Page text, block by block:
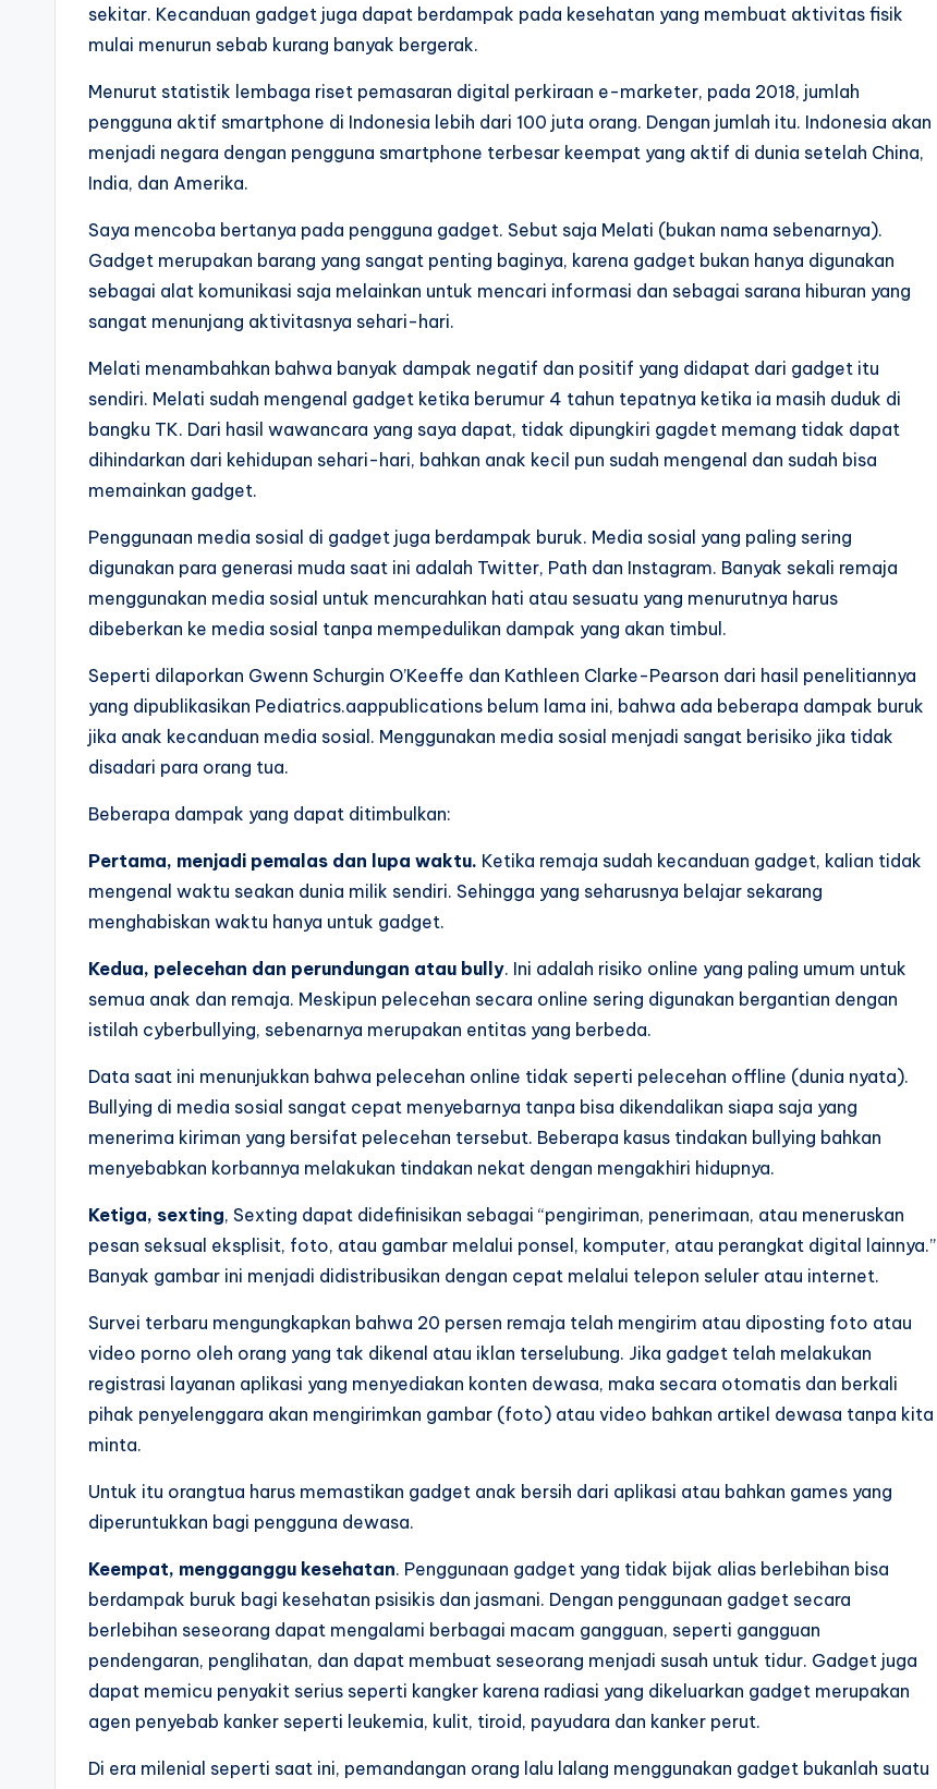
sekitar. Kecanduan gadget juga dapat berdampak pada kesehatan yang membuat aktivitas fisik
mulai menurun sebab kurang banyak bergerak.
Menurut statistik lembaga riset pemasaran digital perkiraan e-marketer, pada 2018, jumlah
pengguna aktif smartphone di Indonesia lebih dari 100 juta orang. Dengan jumlah itu. Indonesia akan
menjadi negara dengan pengguna smartphone terbesar keempat yang aktif di dunia setelah China,
India, dan Amerika.
Saya mencoba bertanya pada pengguna gadget. Sebut saja Melati (bukan nama sebenarnya).
Gadget merupakan barang yang sangat penting baginya, karena gadget bukan hanya digunakan
sebagai alat komunikasi saja melainkan untuk mencari informasi dan sebagai sarana hiburan yang
sangat menunjang aktivitasnya sehari-hari.
Melati menambahkan bahwa banyak dampak negatif dan positif yang didapat dari gadget itu
sendiri. Melati sudah mengenal gadget ketika berumur 4 tahun tepatnya ketika ia masih duduk di
bangku TK. Dari hasil wawancara yang saya dapat, tidak dipungkiri gagdet memang tidak dapat
dihindarkan dari kehidupan sehari-hari, bahkan anak kecil pun sudah mengenal dan sudah bisa
memainkan gadget.
Penggunaan media sosial di gadget juga berdampak buruk. Media sosial yang paling sering
digunakan para generasi muda saat ini adalah Twitter, Path dan Instagram. Banyak sekali remaja
menggunakan media sosial untuk mencurahkan hati atau sesuatu yang menurutnya harus
dibeberkan ke media sosial tanpa mempedulikan dampak yang akan timbul.
Seperti dilaporkan Gwenn Schurgin O’Keeffe dan Kathleen Clarke-Pearson dari hasil penelitiannya
yang dipublikasikan Pediatrics.aappublications belum lama ini, bahwa ada beberapa dampak buruk
jika anak kecanduan media sosial. Menggunakan media sosial menjadi sangat berisiko jika tidak
disadari para orang tua.
Beberapa dampak yang dapat ditimbulkan:
Pertama, menjadi pemalas dan lupa waktu. Ketika remaja sudah kecanduan gadget, kalian tidak
mengenal waktu seakan dunia milik sendiri. Sehingga yang seharusnya belajar sekarang
menghabiskan waktu hanya untuk gadget.
Kedua, pelecehan dan perundungan atau bully. Ini adalah risiko online yang paling umum untuk
semua anak dan remaja. Meskipun pelecehan secara online sering digunakan bergantian dengan
istilah cyberbullying, sebenarnya merupakan entitas yang berbeda.
Data saat ini menunjukkan bahwa pelecehan online tidak seperti pelecehan offline (dunia nyata).
Bullying di media sosial sangat cepat menyebarnya tanpa bisa dikendalikan siapa saja yang
menerima kiriman yang bersifat pelecehan tersebut. Beberapa kasus tindakan bullying bahkan
menyebabkan korbannya melakukan tindakan nekat dengan mengakhiri hidupnya.
Ketiga, sexting, Sexting dapat didefinisikan sebagai “pengiriman, penerimaan, atau meneruskan
pesan seksual eksplisit, foto, atau gambar melalui ponsel, komputer, atau perangkat digital lainnya.”
Banyak gambar ini menjadi didistribusikan dengan cepat melalui telepon seluler atau internet.
Survei terbaru mengungkapkan bahwa 20 persen remaja telah mengirim atau diposting foto atau
video porno oleh orang yang tak dikenal atau iklan terselubung. Jika gadget telah melakukan
registrasi layanan aplikasi yang menyediakan konten dewasa, maka secara otomatis dan berkali
pihak penyelenggara akan mengirimkan gambar (foto) atau video bahkan artikel dewasa tanpa kita
minta.
Untuk itu orangtua harus memastikan gadget anak bersih dari aplikasi atau bahkan games yang
diperuntukkan bagi pengguna dewasa.
Keempat, mengganggu kesehatan. Penggunaan gadget yang tidak bijak alias berlebihan bisa
berdampak buruk bagi kesehatan psisikis dan jasmani. Dengan penggunaan gadget secara
berlebihan seseorang dapat mengalami berbagai macam gangguan, seperti gangguan
pendengaran, penglihatan, dan dapat membuat seseorang menjadi susah untuk tidur. Gadget juga
dapat memicu penyakit serius seperti kangker karena radiasi yang dikeluarkan gadget merupakan
agen penyebab kanker seperti leukemia, kulit, tiroid, payudara dan kanker perut.
Di era milenial seperti saat ini, pemandangan orang lalu lalang menggunakan gadget bukanlah suatu